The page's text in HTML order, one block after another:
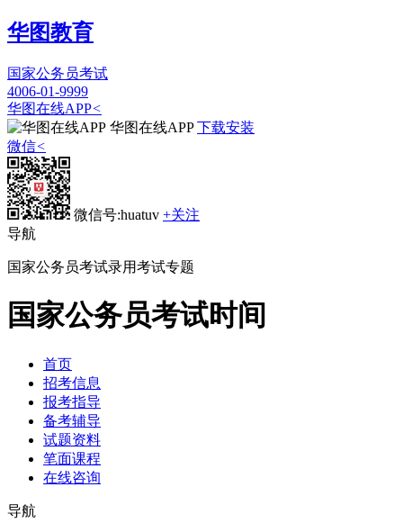
华图教育
国家公务员考试
4006-01-9999
华图在线APP<
华图在线APP 下载安装
微信<
微信号:huatuv +关注
导航
国家公务员考试录用考试专题
国家公务员考试时间
首页
招考信息
报考指导
备考辅导
试题资料
笔面课程
在线咨询
导航